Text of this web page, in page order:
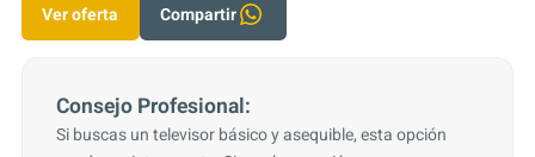
Ver oferta Compartir
Consejo Profesional:
Si buscas un televisor básico y asequible, esta opción